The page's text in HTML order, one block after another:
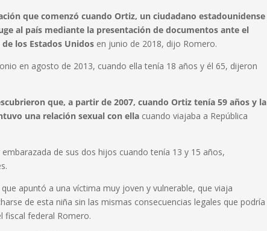
que comenzó cuando Ortiz, un ciudadano estadounidense
al país mediante la presentación de documentos ante el
los Estados Unidos en junio de 2018, dijo Romero.
en agosto de 2013, cuando ella tenía 18 años y él 65, dijeron
que, a partir de 2007, cuando Ortiz tenía 59 años y la
una relación sexual con ella cuando viajaba a República
de sus dos hijos cuando tenía 13 y 15 años,
apuntó a una víctima muy joven y vulnerable, que viaja
de esta niña sin las mismas consecuencias legales que podría
fiscal federal Romero.